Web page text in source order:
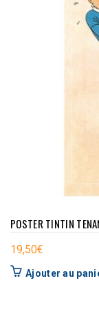
POSTER TINTIN
19,50€
Ajouter au